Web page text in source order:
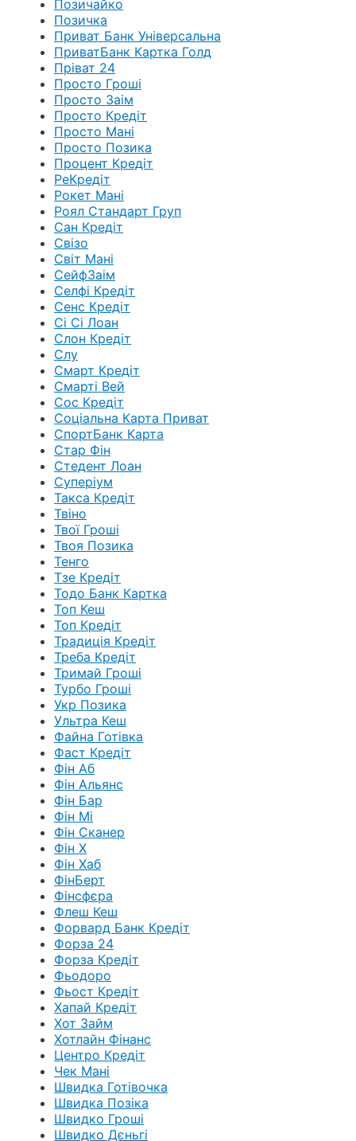
Позичайко
Позичка
Приват Банк Універсальна
ПриватБанк Картка Голд
Пріват 24
Просто Гроші
Просто Заім
Просто Кредіт
Просто Мані
Просто Позика
Процент Кредіт
РеКредіт
Рокет Мані
Роял Стандарт Груп
Сан Кредіт
Свізо
Світ Мані
СейфЗаім
Селфі Кредіт
Сенс Кредіт
Сі Сі Лоан
Слон Кредіт
Слу
Смарт Кредіт
Смарті Вей
Сос Кредіт
Соціальна Карта Приват
СпортБанк Карта
Стар Фін
Стедент Лоан
Суперіум
Такса Кредіт
Твіно
Твої Гроші
Твоя Позика
Тенго
Тзе Кредіт
Тодо Банк Картка
Топ Кеш
Топ Кредіт
Традиція Кредіт
Треба Кредіт
Тримай Гроші
Турбо Гроші
Укр Позика
Ультра Кеш
Файна Готівка
Фаст Кредіт
Фін Аб
Фін Альянс
Фін Бар
Фін Мі
Фін Сканер
Фін Х
Фін Хаб
ФінБерт
Фінсфєра
Флеш Кеш
Форвард Банк Кредіт
Форза 24
Форза Кредіт
Фьодоро
Фьост Кредіт
Хапай Кредіт
Хот Займ
Хотлайн Фінанс
Центро Кредіт
Чек Мані
Швидка Готівочка
Швидка Позіка
Швидко Гроші
Швидко Дєньгі